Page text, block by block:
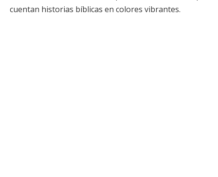
cuentan historias bíblicas en colores vibrantes.